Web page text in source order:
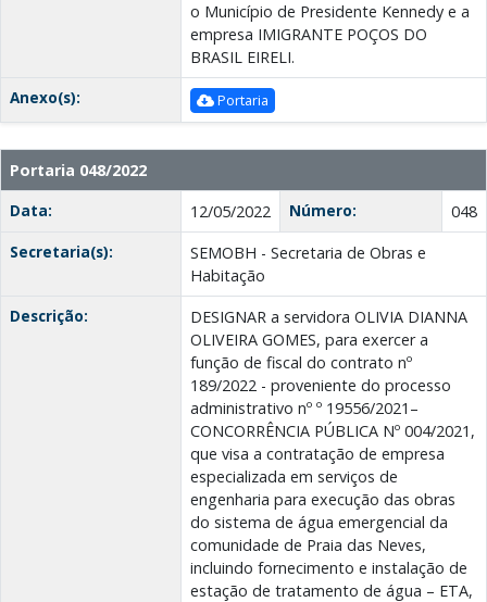
o Município de Presidente Kennedy e a
empresa IMIGRANTE POÇOS DO
BRASIL EIRELI.
Anexo(s):
Portaria
Portaria 048/2022
Data:
12/05/2022 Número:
048
Secretaria(s):
SEMOBH - Secretaria de Obras e
Habitação
Descrição:
DESIGNAR a servidora OLIVIA DIANNA
OLIVEIRA GOMES, para exercer a
função de fiscal do contrato nº
189/2022 - proveniente do processo
administrativo nº º 19556/2021–
CONCORRÊNCIA PÚBLICA Nº 004/2021,
que visa a contratação de empresa
especializada em serviços de
engenharia para execução das obras
do sistema de água emergencial da
comunidade de Praia das Neves,
incluindo fornecimento e instalação de
estação de tratamento de água – ETA,